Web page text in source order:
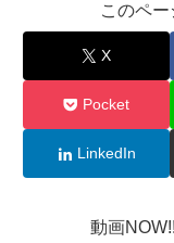
このペ
X
Pocket
LinkedIn
動画